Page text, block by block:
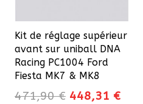
Kit de réglage supérieur
avant sur uniball DNA
Racing PC1004 Ford
Fiesta MK7 & MK8
471,90€ Le
448,31 €Le